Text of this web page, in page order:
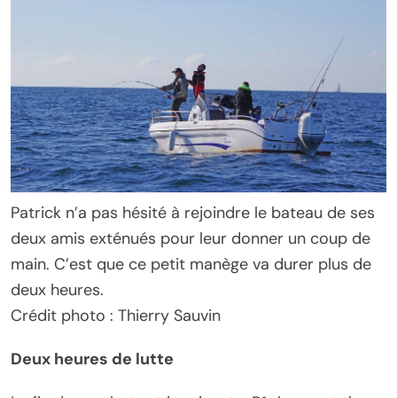
Patrick n’a pas hésité à rejoindre le bateau de ses
deux amis exténués pour leur donner un coup de
main. C’est que ce petit manège va durer plus de
deux heures.
Crédit photo : Thierry Sauvin
Deux heures de lutte